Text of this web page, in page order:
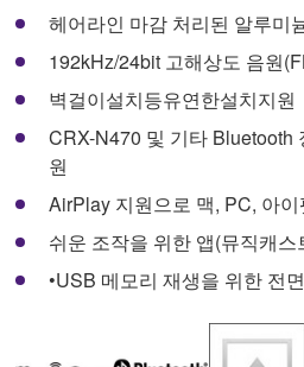
헤어라인 마감 처리된 알루미
192kHz/24bit 고해상도 음원
벽걸이설치등유연한설치지원
CRX-N470 및 기타 Bluetooth
원
AirPlay 지원으로 맥, PC, 아
쉬운 조작을 위한 앱(뮤직캐스
•USB 메모리 재생을 위한 전